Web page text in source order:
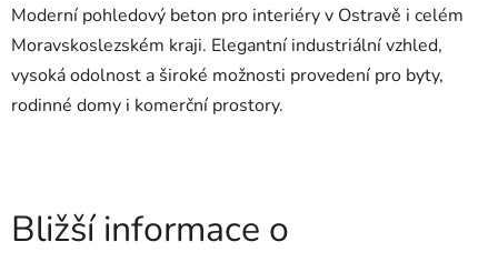
Moderní pohledový beton pro interiéry v Ostravě i celém
Moravskoslezském kraji. Elegantní industriální vzhled,
vysoká odolnost a široké možnosti provedení pro byty,
rodinné domy i komerční prostory.
Bližší informace o